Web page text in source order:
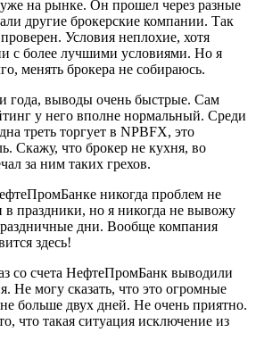
на рынке. Он прошел через разные
другие брокерские компании. Так
Условия неплохие, хотя
с более лучшими условиями. Но я
менять брокера не собираюсь.
года, выводы очень быстрые. Сам
у него вполне нормальный. Среди
треть торгует в NPBFX, это
Скажу, что брокер не кухня, во
за ним таких грехов.
никогда проблем не
праздники, но я никогда не вывожу
дни. Вообще компания
здесь!
со счета НефтеПромБанк выводили
Не могу сказать, что это огромные
больше двух дней. Не очень приятно.
что такая ситуация исключение из